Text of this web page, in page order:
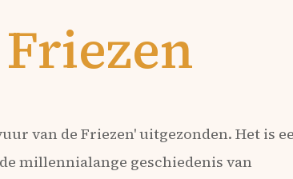
van de Friezen' uitgezonden. Het is
millennialange geschiedenis van